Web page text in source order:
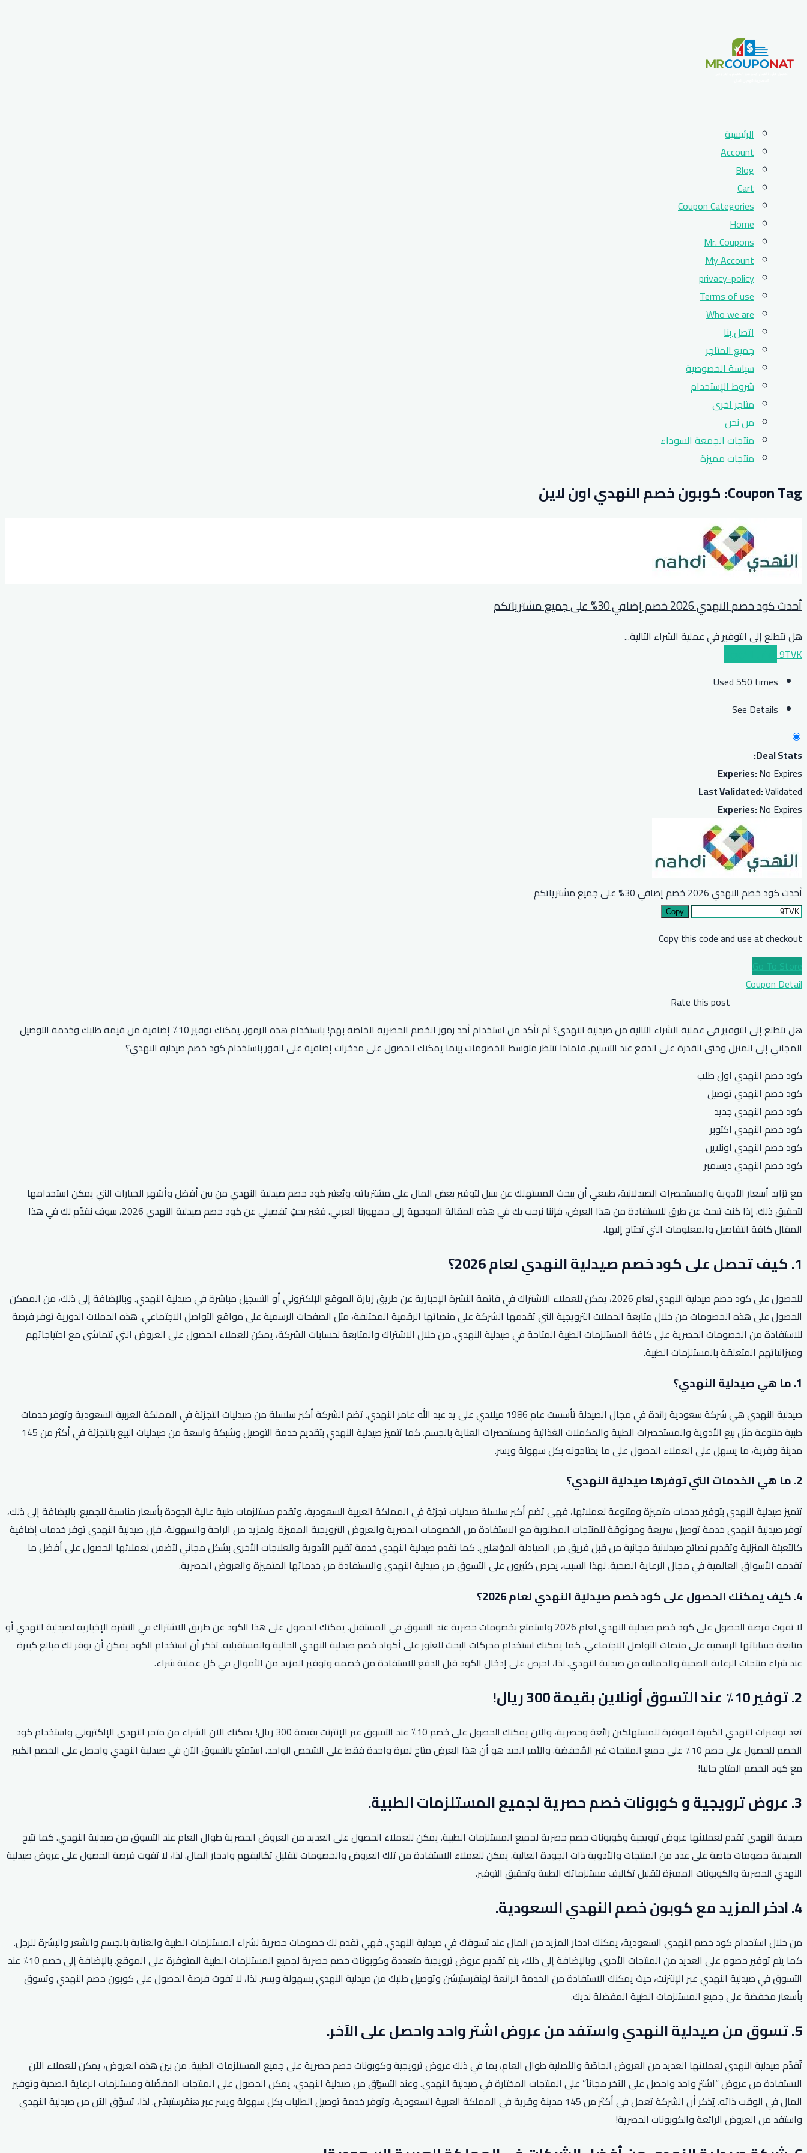
الرئيسية
Account
Blog
Cart
Coupon Categories
Home
Mr. Coupons
My Account
privacy-policy
Terms of use
Who we are
اتصل بنا
جميع المتاجر
سياسة الخصوصية
شروط الإستخدام
متاجر اخرى
من نحن
منتجات الجمعة السوداء
منتجات مميزة
Coupon Tag: كوبون خصم النهدي اون لاين
أحدث كود خصم النهدي 2026 خصم إضافي 30% على جميع مشترياتكم
هل تتطلع إلى التوفير في عملية الشراء التالية...
9TVK
Used 550 times
See Details
Deal Stats:
Experies:No Expires
Last Validated:Validated
Experies:No Expires
أحدث كود خصم النهدي 2026 خصم إضافي 30% على جميع مشترياتكم
Copy
Copy this code and use at checkout
Go To Store
Coupon Detail
Rate this post
هل تتطلع إلى التوفير في عملية الشراء التالية من صيدلية النهدي؟ ثم تأكد من استخدام أحد رموز الخصم الحصرية الخاصة بهم! باستخدام هذه الرموز، يمكنك توفير 10٪ إضافية من قيمة طلبك وخدمة التوصيل
المجاني إلى المنزل وحتى القدرة على الدفع عند التسليم. فلماذا تنتظر متوسط ​​الخصومات بينما يمكنك الحصول على مدخرات إضافية على الفور باستخدام كود خصم صيدلية النهدي؟
كود خصم النهدي اول طلب
كود خصم النهدي توصيل
كود خصم النهدي جديد
كود خصم النهدي اكتوبر
كود خصم النهدي اونلاين
كود خصم النهدي ديسمبر
مع تزايد أسعار الأدوية والمستحضرات الصيدلانية، طبيعي أن يبحث المستهلك عن سبل لتوفير بعض المال على مشترياته. ويُعتبر كود خصم صيدلية النهدي من بين أفضل وأشهر الخيارات التي يمكن استخدامها
لتحقيق ذلك. إذا كنت تبحث عن طرق للاستفادة من هذا العرض، فإننا نرحب بك في هذه المقالة الموجهة إلى جمهورنا العربي. فغير بحثٍ تفصيلي عن كود خصم صيدلية النهدي 2026، سوف نقدِّم لك في هذا
المقال كافة التفاصيل والمعلومات التي تحتاج إليها.
1. كيف تحصل على كود خصم صيدلية النهدي لعام 2026؟
للحصول على كود خصم صيدلية النهدي لعام 2026، يمكن للعملاء الاشتراك في قائمة النشرة الإخبارية عن طريق زيارة الموقع الإلكتروني أو التسجيل مباشرة في صيدلية النهدي. وبالإضافة إلى ذلك، من الممكن
الحصول على هذه الخصومات من خلال متابعة الحملات الترويجية التي تقدمها الشركة على منصاتها الرقمية المختلفة، مثل الصفحات الرسمية على مواقع التواصل الاجتماعي. هذه الحملات الدورية توفر فرصة
للاستفادة من الخصومات الحصرية على كافة المستلزمات الطبية المتاحة في صيدلية النهدي. من خلال الاشتراك والمتابعة لحسابات الشركة، يمكن للعملاء الحصول على العروض التي تتماشى مع احتياجاتهم
وميزانياتهم المتعلقة بالمستلزمات الطبية.
1. ما هي صيدلية النهدي؟
صيدلية النهدي هي شركة سعودية رائدة في مجال الصيدلة تأسست عام 1986 ميلادي على يد عبد الله عامر النهدي. تضم الشركة أكبر سلسلة من صيدليات التجزئة في المملكة العربية السعودية وتوفر خدمات
طبية متنوعة مثل بيع الأدوية والمستحضرات الطبية والمكملات الغذائية ومستحضرات العناية بالجسم. كما تتميز صيدلية النهدي بتقديم خدمة التوصيل وشبكة واسعة من صيدليات البيع بالتجزئة في أكثر من 145
مدينة وقرية، ما يسهل على العملاء الحصول على ما يحتاجونه بكل سهولة ويسر.
2. ما هي الخدمات التي توفرها صيدلية النهدي؟
تتميز صيدلية النهدي بتوفير خدمات متميزة ومتنوعة لعملائها، فهي تضم أكبر سلسلة صيدليات تجزئة في المملكة العربية السعودية، وتقدم مستلزمات طبية عالية الجودة بأسعار مناسبة للجميع. بالإضافة إلى ذلك،
توفر صيدلية النهدي خدمة توصيل سريعة وموثوقة للمنتجات المطلوبة مع الاستفادة من الخصومات الحصرية والعروض الترويجية المميزة. ولمزيد من الراحة والسهولة، فإن صيدلية النهدي توفر خدمات إضافية
كالتعبئة المنزلية وتقديم نصائح صيدلانية مجانية من قبل فريق من الصيادلة المؤهلين. كما تقدم صيدلية النهدي خدمة تقييم الأدوية والعلاجات الأخرى بشكل مجاني لتضمن لعملائها الحصول على أفضل ما
تقدمه الأسواق العالمية في مجال الرعاية الصحية. لهذا السبب، يحرص كثيرون على التسوق من صيدلية النهدي والاستفادة من خدماتها المتميزة والعروض الحصرية.
4. كيف يمكنك الحصول على كود خصم صيدلية النهدي لعام 2026؟
لا تفوت فرصة الحصول على كود خصم صيدلية النهدي لعام 2026 واستمتع بخصومات حصرية عند التسوق في المستقبل. يمكنك الحصول على هذا الكود عن طريق الاشتراك في النشرة الإخبارية لصيدلية النهدي أو
متابعة حساباتها الرسمية على منصات التواصل الاجتماعي. كما يمكنك استخدام محركات البحث للعثور على أكواد خصم صيدلية النهدي الحالية والمستقبلية. تذكر أن استخدام الكود يمكن أن يوفر لك مبالغ كبيرة
عند شراء منتجات الرعاية الصحية والجمالية من صيدلية النهدي. لذا، احرص على إدخال الكود قبل الدفع للاستفادة من خصمه وتوفير المزيد من الأموال في كل عملية شراء.
2. توفير 10٪ عند التسوق أونلاين بقيمة 300 ريال!
تعد توفيرات النهدي الكبيرة الموفرة للمستهلكين رائعة وحصرية، والآن يمكنك الحصول على خصم 10٪ عند التسوق عبر الإنترنت بقيمة 300 ريال! يمكنك الآن الشراء من متجر النهدي الإلكتروني واستخدام كود
الخصم للحصول على خصم 10٪ على جميع المنتجات غير المُخفضة. والأمر الجيد هو أن هذا العرض متاح لمرة واحدة فقط على الشخص الواحد. استمتع بالتسوق الآن في صيدلية النهدي واحصل على الخصم الكبير
مع كود الخصم المتاح حاليا!
3. عروض ترويجية و كوبونات خصم حصرية لجميع المستلزمات الطبية.
صيدلية النهدي تقدم لعملائها عروض ترويجية وكوبونات خصم حصرية لجميع المستلزمات الطبية. يمكن للعملاء الحصول على العديد من العروض الحصرية طوال العام عند التسوق من صيدلية النهدي. كما تتيح
الصيدلية خصومات خاصة على عدد من المنتجات والأدوية ذات الجودة العالية. يمكن للعملاء الاستفادة من تلك العروض والخصومات لتقليل تكاليفهم وادخار المال. لذا، لا تفوت فرصة الحصول على عروض صيدلية
النهدي الحصرية والكوبونات المميزة لتقليل تكاليف مستلزماتك الطبية وتحقيق التوفير.
4. ادخر المزيد مع كوبون خصم النهدي السعودية.
من خلال استخدام كود خصم النهدي السعودية، يمكنك ادخار المزيد من المال عند تسوقك في صيدلية النهدي. فهي تقدم لك خصومات حصرية لشراء المستلزمات الطبية والعناية بالجسم والشعر والبشرة للرجل.
كما يتم توفير خصوم على العديد من المنتجات الأخرى. وبالإضافة إلى ذلك، يتم تقديم عروض ترويجية متعددة وكوبونات خصم حصرية لجميع المستلزمات الطبية المتوفرة على الموقع. بالإضافة إلى خصم 10٪ عند
التسوق في صيدلية النهدي عبر الإنترنت، حيث يمكنك الاستفادة من الخدمة الرائعة لهنقرستيشن وتوصيل طلبك من صيدلية النهدي بسهولة ويسر. لذا، لا تفوت فرصة الحصول على كوبون خصم النهدي وتسوق
بأسعار مخفضة على جميع المستلزمات الطبية المفضلة لديك.
5. تسوق من صيدلية النهدي واستفد من عروض اشتر واحد واحصل على الآخر.
تُقدِّم صيدلية النهدي لعملائها العديد من العروض الخاصّة والأصلية طوال العام، بما في ذلك عروض ترويجية وكوبونات خصم حصرية على جميع المستلزمات الطبية. من بين هذه العروض، يمكن للعملاء الآن
الاستفادة من عروض “اشترِ واحد واحصل على الآخر مجاناً” على المنتجات المختارة في صيدلية النهدي. وعند التسوُّق من صيدلية النهدي، يمكن الحصول على المنتجات المفضّلة ومستلزمات الرعاية الصحية وتوفير
المال في الوقت ذاته. يُذكر أن الشركة تعمل في أكثر من 145 مدينة وقرية في المملكة العربية السعودية، وتوفر خدمة توصيل الطلبات بكل سهولة ويسر عبر هنقرستيشن. لذا، تسوَّق الآن من صيدلية النهدي
واستفد من العروض الرائعة والكوبونات الحصرية!